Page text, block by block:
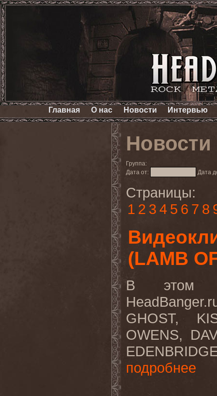
Главная О нас Новости Интервью
Новости
Группа:
Дата от:
Дата
Страницы:
1 2 3 4 5 6 7 8
(LAMB
В этом
GHOST,
OWENS,
подробнее